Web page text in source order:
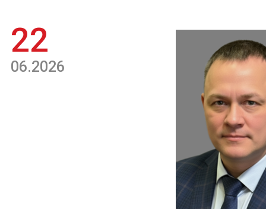
22
06.2026